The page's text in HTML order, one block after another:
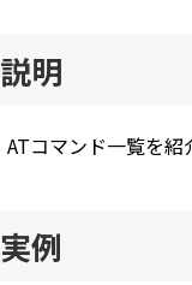
説明
ATコマンド一覧を紹
実例